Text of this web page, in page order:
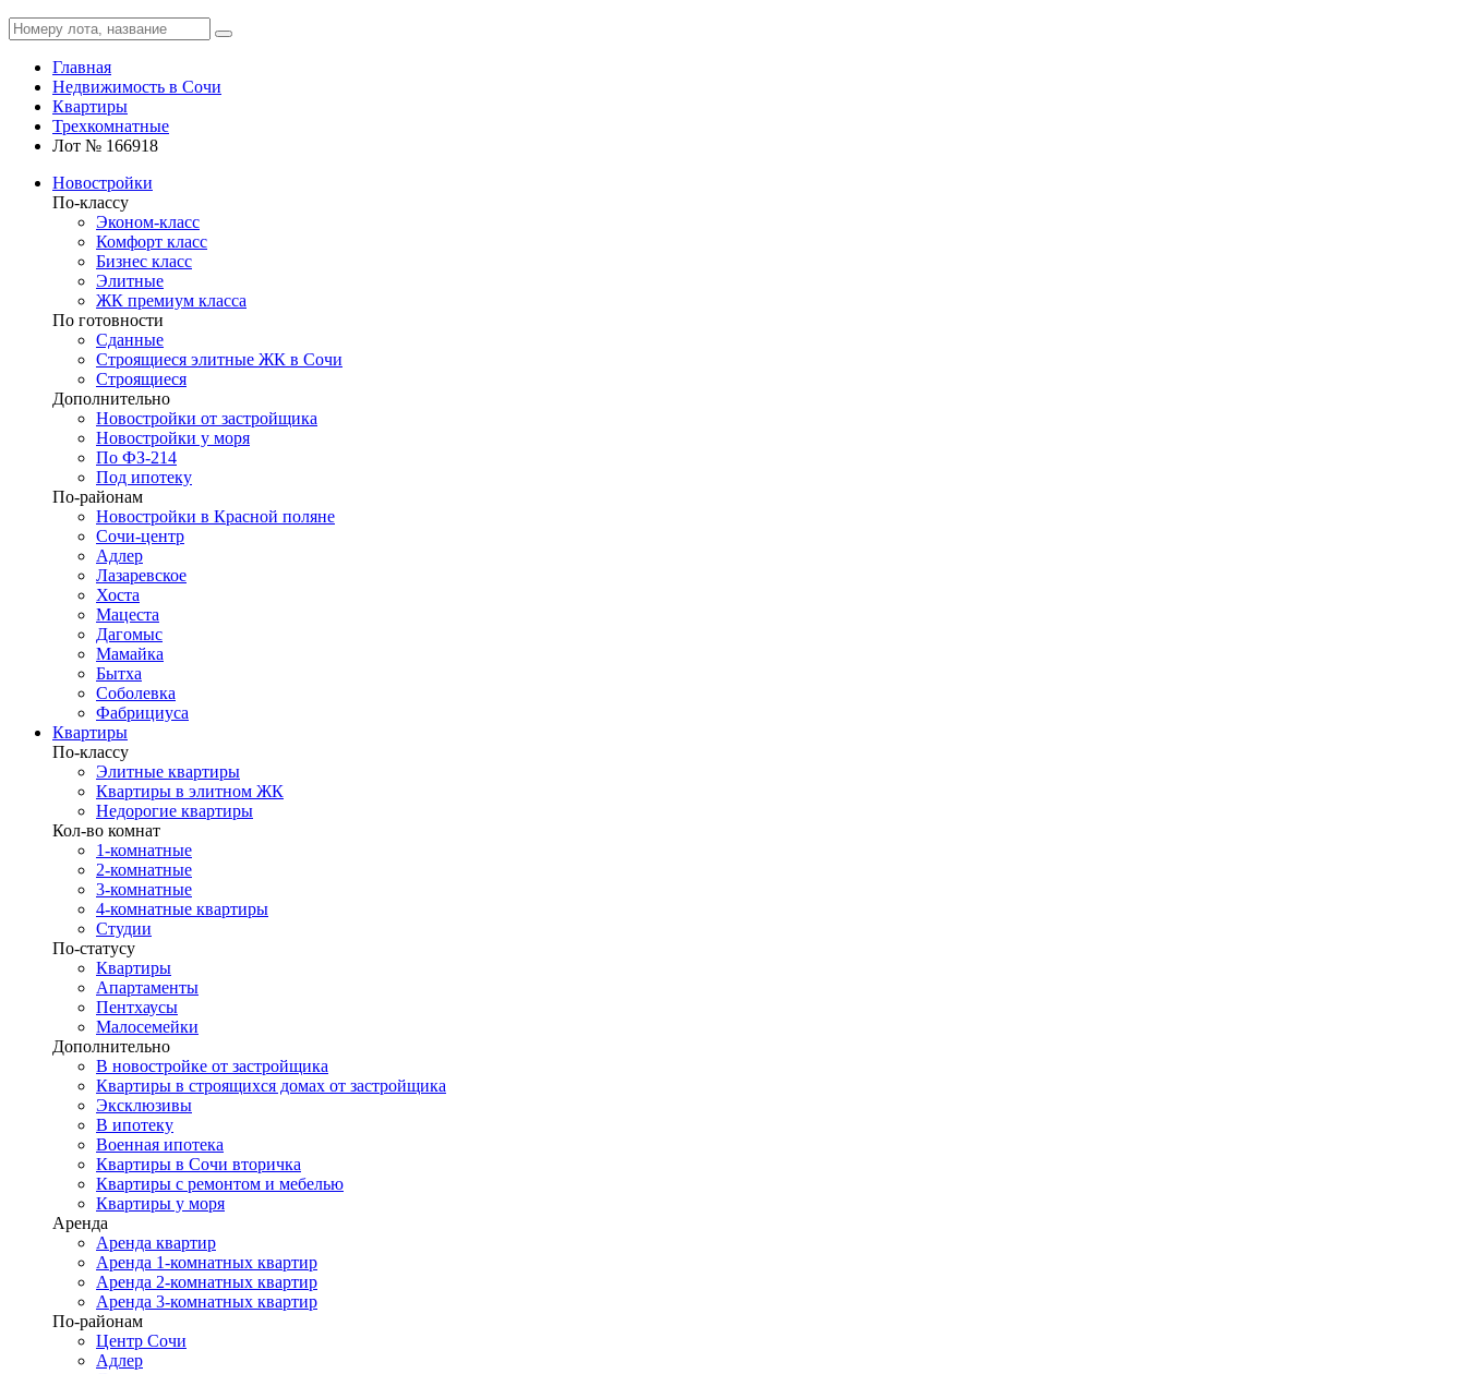
Главная
Недвижимость в Сочи
Квартиры
Трехкомнатные
Лот № 166918
Новостройки
По-классу
Эконом-класс
Комфорт класс
Бизнес класс
Элитные
ЖК премиум класса
По готовности
Сданные
Строящиеся элитные ЖК в Сочи
Строящиеся
Дополнительно
Новостройки от застройщика
Новостройки у моря
По ФЗ-214
Под ипотеку
По-районам
Новостройки в Красной поляне
Сочи-центр
Адлер
Лазаревское
Хоста
Мацеста
Дагомыс
Мамайка
Бытха
Соболевка
Фабрициуса
Квартиры
По-классу
Элитные квартиры
Квартиры в элитном ЖК
Недорогие квартиры
Кол-во комнат
1-комнатные
2-комнатные
3-комнатные
4-комнатные квартиры
Студии
По-статусу
Квартиры
Апартаменты
Пентхаусы
Малосемейки
Дополнительно
В новостройке от застройщика
Квартиры в строящихся домах от застройщика
Эксклюзивы
В ипотеку
Военная ипотека
Квартиры в Сочи вторичка
Квартиры с ремонтом и мебелью
Квартиры у моря
Аренда
Аренда квартир
Аренда 1-комнатных квартир
Аренда 2-комнатных квартир
Аренда 3-комнатных квартир
По-районам
Центр Сочи
Адлер